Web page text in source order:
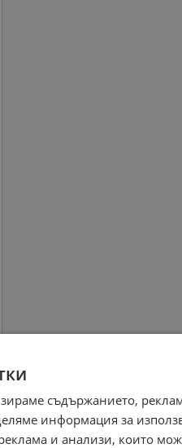
съдържанието,
информация за
и анализи, които